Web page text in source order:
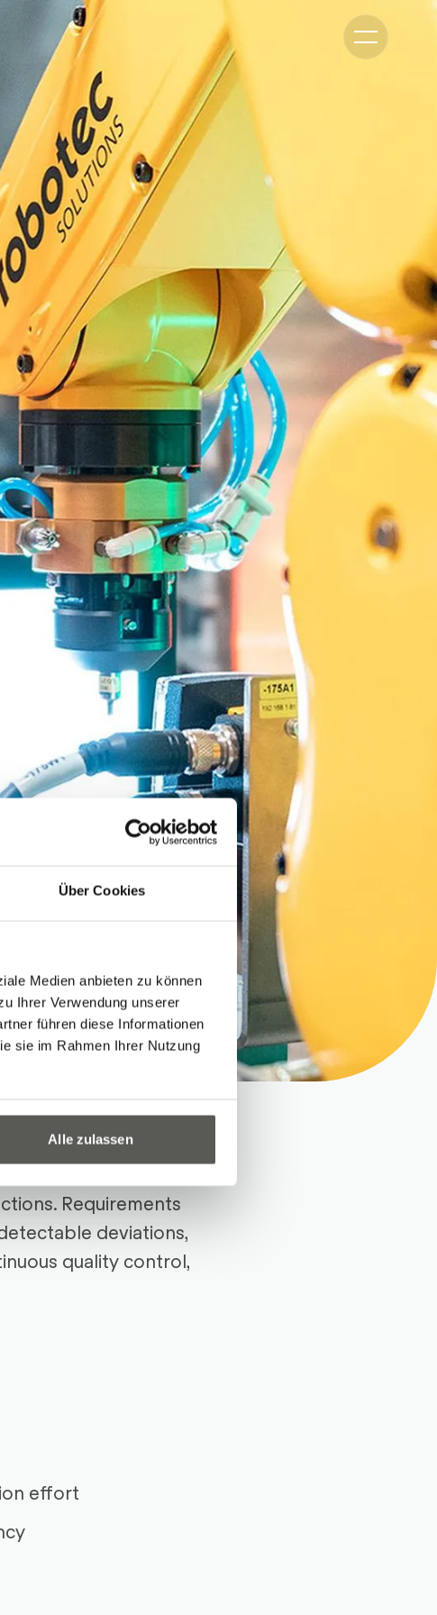
Über Cookies
Medien anbieten zu können
Ihrer Verwendung unserer
führen diese Informationen
sie im Rahmen Ihrer Nutzung
Alle zulassen
Requirements
deviations,
quality control,
effort